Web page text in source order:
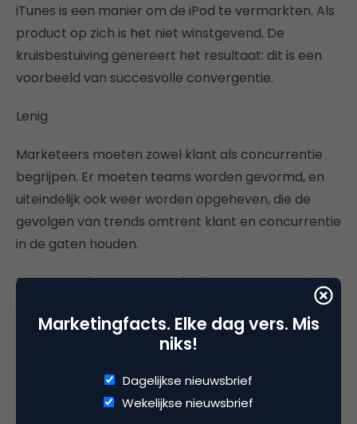
iTunes is een manier om de iPod te vermarkten. Als
product op zich is het niet winstgevend. De
kruisbestuiving genereert het resultaat: dit is een
voorbeeld van succesvolle convergentie.
Lenig
Marketeers moeten zowel klant als concurrentie
begrijpen. Er moeten teams worden gevormd, en
uiteindelijk ook weer worden opgeheven, die de
gevolgen van trends omtrent klant en concurrentie
in de gaten houden.
Een netwerk van externe denkers en partners is
nodig. Deze buitenstaanders kunnen het bedrijf up-
to-date houden over wisselingen in klantdenken en
mogelijke aanvallen van concurrenten.
Een bedrijf dient ‘lenig’ te worden om zich zijwaarts
te kunnen bewegen naar andere branches. Er
Marketingfacts. Elke dag vers. Mis
niks!
Dagelijkse nieuwsbrief
Wekelijkse nieuwsbrief